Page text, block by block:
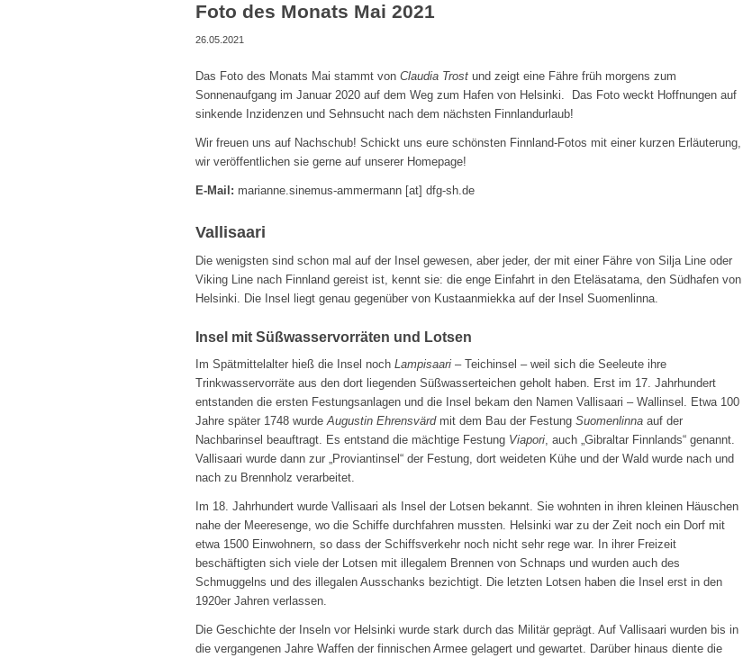
Foto des Monats Mai 2021
26.05.2021
Das Foto des Monats Mai stammt von Claudia Trost und zeigt eine Fähre früh morgens zum
Sonnenaufgang im Januar 2020 auf dem Weg zum Hafen von Helsinki. Das Foto weckt Hoffnungen auf
sinkende Inzidenzen und Sehnsucht nach dem nächsten Finnlandurlaub!
Wir freuen uns auf Nachschub! Schickt uns eure schönsten Finnland-Fotos mit einer kurzen Erläuterung,
wir veröffentlichen sie gerne auf unserer Homepage!
E-Mail: marianne.sinemus-ammermann [at] dfg-sh.de
Vallisaari
Die wenigsten sind schon mal auf der Insel gewesen, aber jeder, der mit einer Fähre von Silja Line oder
Viking Line nach Finnland gereist ist, kennt sie: die enge Einfahrt in den Eteläsatama, den Südhafen von
Helsinki. Die Insel liegt genau gegenüber von Kustaanmiekka auf der Insel Suomenlinna.
Insel mit Süßwasservorräten und Lotsen
Im Spätmittelalter hieß die Insel noch Lampisaari – Teichinsel – weil sich die Seeleute ihre
Trinkwasservorräte aus den dort liegenden Süßwasserteichen geholt haben. Erst im 17. Jahrhundert
entstanden die ersten Festungsanlagen und die Insel bekam den Namen Vallisaari – Wallinsel. Etwa 100
Jahre später 1748 wurdeAugustin Ehrensvärdmit dem Bau der Festung Suomenlinna auf der
Nachbarinsel beauftragt. Es entstand die mächtige Festung Viapori, auch „Gibraltar Finnlands“ genannt.
Vallisaari wurde dann zur „Proviantinsel“ der Festung, dort weideten Kühe und der Wald wurde nach und
nach zu Brennholz verarbeitet.
Im 18. Jahrhundert wurde Vallisaari als Insel der Lotsen bekannt. Sie wohnten in ihren kleinen Häuschen
nahe der Meeresenge, wo die Schiffe durchfahren mussten. Helsinki war zu der Zeit noch ein Dorf mit
etwa 1500 Einwohnern, so dass der Schiffsverkehr noch nicht sehr rege war. In ihrer Freizeit
beschäftigten sich viele der Lotsen mit illegalem Brennen von Schnaps und wurden auch des
Schmuggelns und des illegalen Ausschanks bezichtigt. Die letzten Lotsen haben die Insel erst in den
1920er Jahren verlassen.
Die Geschichte der Inseln vor Helsinki wurde stark durch das Militär geprägt. Auf Vallisaari wurden bis in
die vergangenen Jahre Waffen der finnischen Armee gelagert und gewartet. Darüber hinaus diente die